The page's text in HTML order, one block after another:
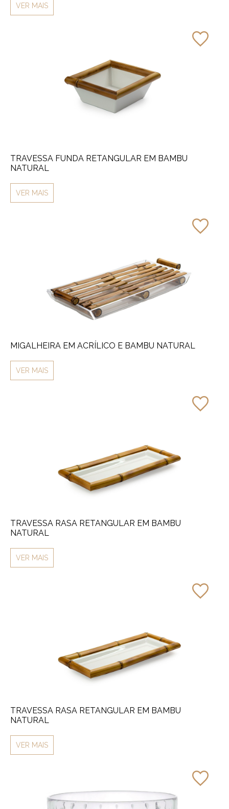
VER MAIS
TRAVESSA FUNDA RETANGULAR EM BAMBU
NATURAL
VER MAIS
MIGALHEIRA EM ACRÍLICO E BAMBU NATURAL
VER MAIS
TRAVESSA RASA RETANGULAR EM BAMBU
NATURAL
VER MAIS
TRAVESSA RASA RETANGULAR EM BAMBU
NATURAL
VER MAIS